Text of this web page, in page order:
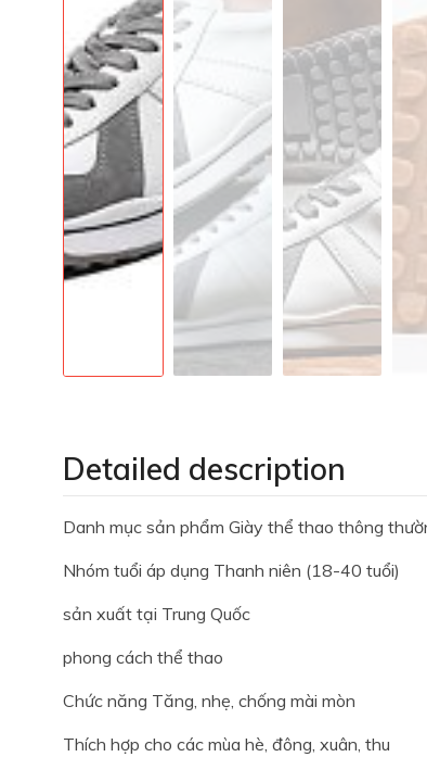
Detailed description
Danh mục sản phẩm Giày thể thao thông
Nhóm tuổi áp dụng Thanh niên (18-40 tuổi)
sản xuất tại Trung Quốc
phong cách thể thao
Chức năng Tăng, nhẹ, chống mài mòn
Thích hợp cho các mùa hè, đông, xuân, thu